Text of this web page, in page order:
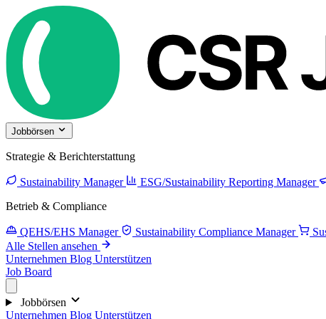
Jobbörsen
Strategie & Berichterstattung
Sustainability Manager ESG/Sustainability Reporting Manager
Betrieb & Compliance
QEHS/EHS Manager Sustainability Compliance Manager
Alle Stellen ansehen
Unternehmen Blog Unterstützen
Job Board
Jobbörsen
Unternehmen Blog Unterstützen